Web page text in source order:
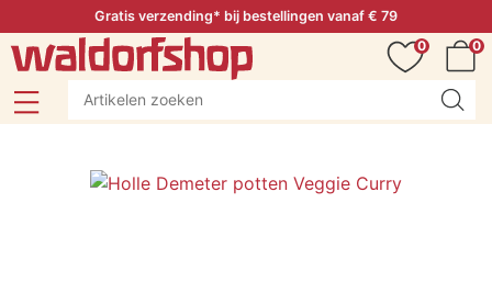
Gratis verzending* bij bestellingen vanaf € 79
0
0